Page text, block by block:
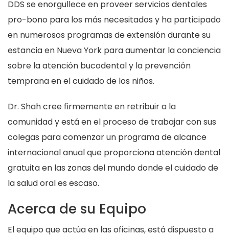
DDS se enorgullece en proveer servicios dentales
pro-bono para los más necesitados y ha participado
en numerosos programas de extensión durante su
estancia en Nueva York para aumentar la conciencia
sobre la atención bucodental y la prevención
temprana en el cuidado de los niños.
Dr. Shah cree firmemente en retribuir a la
comunidad y está en el proceso de trabajar con sus
colegas para comenzar un programa de alcance
internacional anual que proporciona atención dental
gratuita en las zonas del mundo donde el cuidado de
la salud oral es escaso.
Acerca de su Equipo
El equipo que actúa en las oficinas, está dispuesto a